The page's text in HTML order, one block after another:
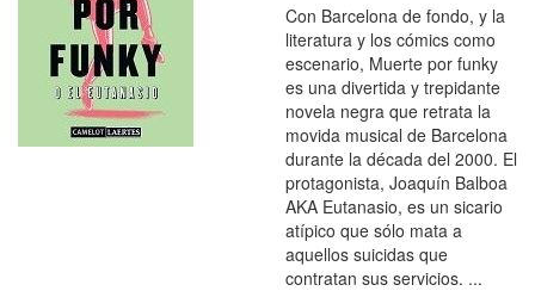
Con Barcelona de fondo, y la
literatura y los cómics como
escenario, Muerte por funky
es una divertida y trepidante
novela negra que retrata la
movida musical de Barcelona
durante la década del 2000. El
protagonista, Joaquín Balboa
AKA Eutanasio, es un sicario
atípico que sólo mata a
aquellos suicidas que
contratan sus servicios. ...